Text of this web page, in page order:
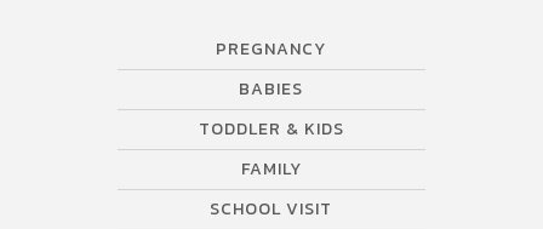
PREGNANCY
BABIES
TODDLER & KIDS
FAMILY
SCHOOL VISIT